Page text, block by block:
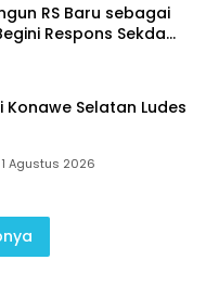
RS Baru sebagai
Respons Sekda
Konawe Selatan Ludes
1 Agustus 2026